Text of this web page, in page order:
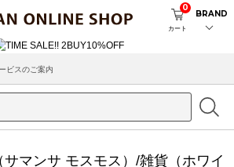
カート
0
BRAND
イトメンテナンス実施のお知らせ
ビスのご案内
マンサ モスモス）/雑貨（ホワイ